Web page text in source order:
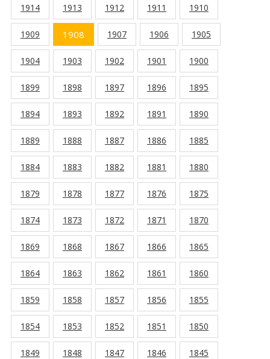
1914 1913 1912 1911 1910
1909 1908 1907 1906 1905
1904 1903 1902 1901 1900
1899 1898 1897 1896 1895
1894 1893 1892 1891 1890
1889 1888 1887 1886 1885
1884 1883 1882 1881 1880
1879 1878 1877 1876 1875
1874 1873 1872 1871 1870
1869 1868 1867 1866 1865
1864 1863 1862 1861 1860
1859 1858 1857 1856 1855
1854 1853 1852 1851 1850
1849 1848 1847 1846 1845